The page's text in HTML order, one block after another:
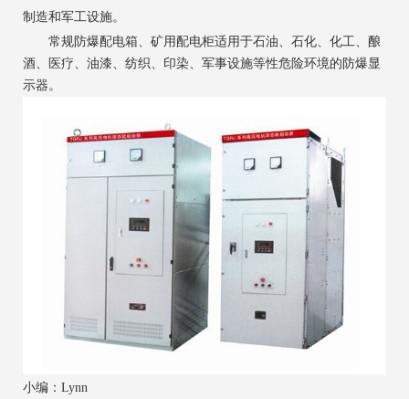
制造和军工设施。
常规防爆配电箱、矿用配电柜适用于石油、石化、化工、酿
酒、医疗、油漆、纺织、印染、军事设施等性危险环境的防爆显
示器。
小编：Lynn